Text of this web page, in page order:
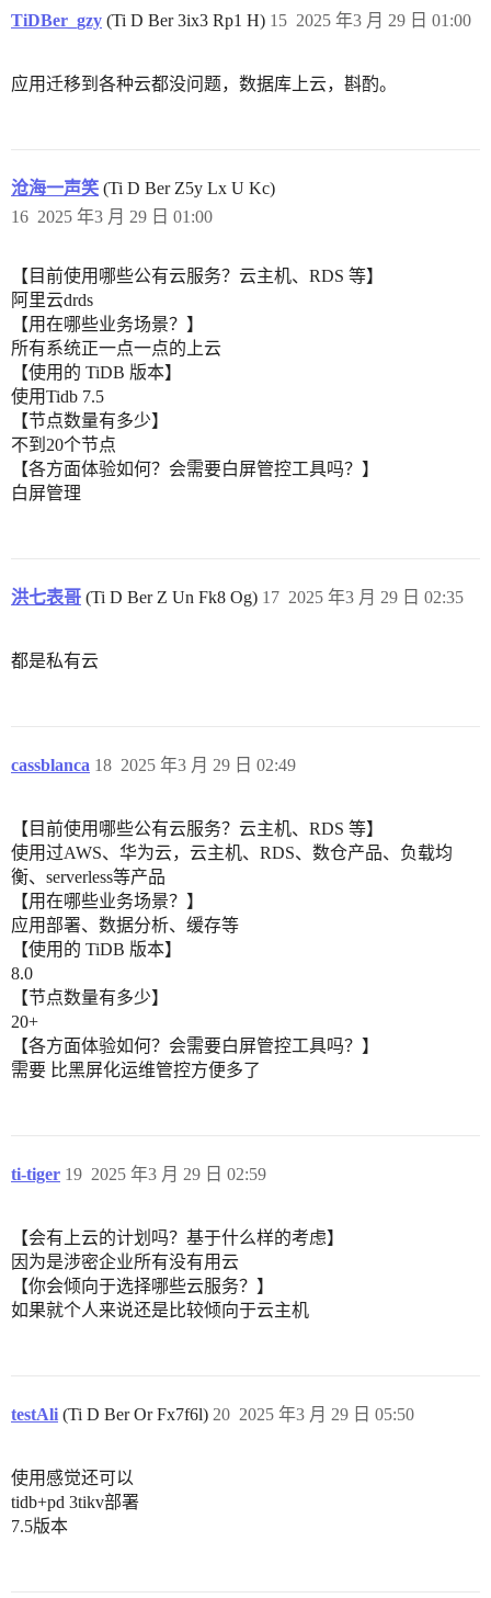
TiDBer_gzy (Ti D Ber 3ix3 Rp1 H) 2025 年3 月 29 日 01:00
15
应用迁移到各种云都没问题，数据库上云，斟酌。
沧海一声笑 (Ti D Ber Z5y Lx U Kc)
2025 年3 月 29 日 01:00
16
【目前使用哪些公有云服务？云主机、RDS 等】
阿里云drds
【用在哪些业务场景？】
所有系统正一点一点的上云
【使用的 TiDB 版本】
使用Tidb 7.5
【节点数量有多少】
不到20个节点
【各方面体验如何？会需要白屏管控工具吗？】
白屏管理
洪七表哥 (Ti D Ber Z Un Fk8 Og) 2025 年3 月 29 日 02:35
17
都是私有云
cassblanca 2025 年3 月 29 日 02:49
18
【目前使用哪些公有云服务？云主机、RDS 等】
使用过AWS、华为云，云主机、RDS、数仓产品、负载均
衡、serverless等产品
【用在哪些业务场景？】
应用部署、数据分析、缓存等
【使用的 TiDB 版本】
8.0
【节点数量有多少】
20+
【各方面体验如何？会需要白屏管控工具吗？】
需要 比黑屏化运维管控方便多了
ti-tiger 2025 年3 月 29 日 02:59
19
【会有上云的计划吗？基于什么样的考虑】
因为是涉密企业所有没有用云
【你会倾向于选择哪些云服务？】
如果就个人来说还是比较倾向于云主机
testAli (Ti D Ber Or Fx7f6l) 2025 年3 月 29 日 05:50
20
使用感觉还可以
tidb+pd 3tikv部署
7.5版本